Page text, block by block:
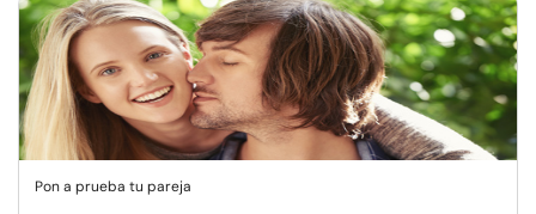
Pon a prueba tu pareja